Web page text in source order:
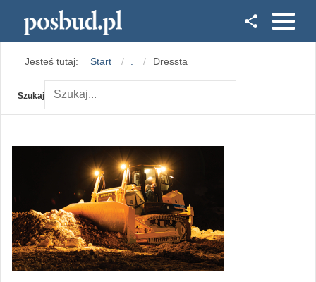
Instagram
Jesteś tutaj: Start Dressta
Szukaj